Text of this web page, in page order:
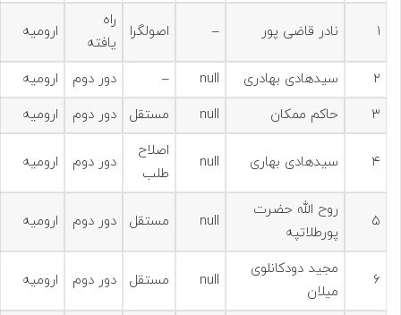
۱ نادر قاضی پور – اصولگرا
راه
یافته
ارومیه
۲ سیدهادی بهادری null
– دور دوم
ارومیه
۳
حاکم ممکان null مستقل دور دوم ارومیه
۴ سیدهادی بهاری null
اصلاح
طلب
دور دوم ارومیه
۵
روح الله حضرت
پورطلاتپه
null مستقل دور دوم ارومیه
۶
مجید دودکانلوی
میلان
null مستقل دور دوم ارومیه